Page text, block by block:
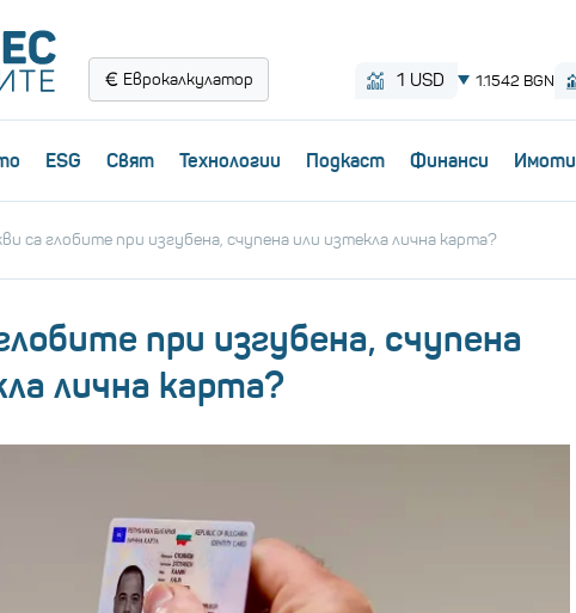
Еврокалкулатор
ESG Свят Технологии Пoдкаст Финанси Имоти
са глобите при изгубена, счупена или изтекла лична карта?
при изгубена, счупена
лична карта?